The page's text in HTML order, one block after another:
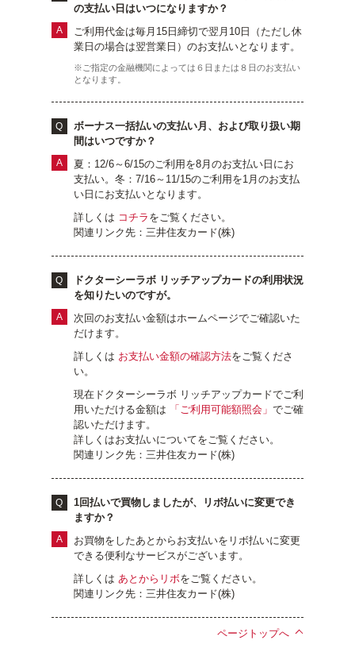
定期便
ブランド情報
ショッピングガイド
お電話でもご注文いただけます
0120-371-217
9時〜21時 / 年中無休
の支払い日はいつになりますか？
ご利用代金は毎月15日締切で翌月10日（ただし休
業日の場合は翌営業日）のお支払いとなります。
※ご指定の金融機関によっては６日または８日のお支払い
となります。
ボーナス一括払いの支払い月、および取り扱い期
間はいつですか？
夏：12/6～6/15のご利用を8月のお支払い日にお
支払い。冬：7/16～11/15のご利用を1月のお支払
い日にお支払いとなります。
詳しくは コチラ をご覧ください。
関連リンク先：三井住友カード(株)
ドクターシーラボ リッチアップカードの利用状況
を知りたいのですが。
次回のお支払い金額はホームページでご確認いた
だけます。
詳しくは お支払い金額の確認方法をご覧くださ
い。
現在ドクターシーラボ リッチアップカードでご利
用いただける金額は
「ご利用可能額照会」 でご確
認いただけます。
詳しくはお支払いについてをご覧ください。
関連リンク先：三井住友カード(株)
1回払いで買物しましたが、リボ払いに変更でき
ますか？
お買物をしたあとからお支払いをリボ払いに変更
できる便利なサービスがございます。
詳しくは あとからリボをご覧ください。
関連リンク先：三井住友カード(株)
ページトップへ